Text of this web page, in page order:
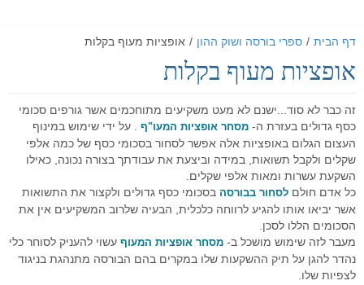
דף הבית / ספרי בורסה ושוק ההון / אופציות מעוף בקלות
אופציות מעוף בקלות
זה כבר לא סוד...ישנם לא מעט משקיעים מתוחכמים אשר גורפים סכומי
כסף גדולים בעזרת ה- מסחר אופציות המעו"ף . על ידי שימוש במינוף
העצום הגלום באופציות אלה אפשר לסחור בסכומי כסף של כמה אלפי
שקלים ולקבל תשואות, במידה וביצעת את עבודתך בצורה נכונה, כאילו
השקעת עשרות ומאות אלפי שקלים.
כל אדם חולם לסחור בבורסה בסכומי כסף גדולים ולקצור את התשואות
אשר יביאו אותו להגיע לרווחה כלכלית, הבעיה שלרוב המשקיעים אין את
הסכומים הללו לסכן.
מעבר לזה שימוש מושכל ב- מסחר אופציות המעוף עשוי להעניק לסוחר כלי
נהדר להגן על תיק ההשקעות שלו במקרים בהם הבורסה מתנהגת בניגוד
לצפיות שלו.
דף הבית
אודות
אודות האתר
אודות חברת GO4IT
הסיכון במסחר בבורסה
לוח ארועים
תקנון האתר
מאמרים
מאמרים שוק ההון
מונחי שוק ההון
כלים לסוחר
כלים לסוחר
כלים למסחר בישראל
כלים למסחר בחול
נתונים כלכליים
מחשבון המרת מטבעות
פורום שוק ההון
פורום אופציות מעוף
פורום ניתוח טכני
הכר את מערכת המסחר
הכר את מערכת המסחר
מערכת מסחר